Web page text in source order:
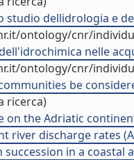
dellidrologia e
ontology/cnr/
nelle
ontology/cnr/
be
ricerca)
on the Adriatic
river discharge rates
in a coastal